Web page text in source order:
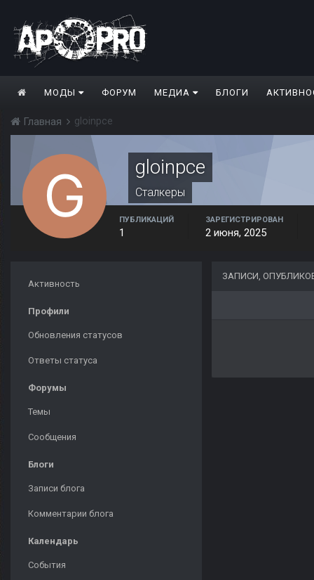
МОДЫ ФОРУМ МЕДИА БЛОГИ
Главная gloinpce
gloinpce
Сталкеры
ПУБЛИКАЦИЙ
1
ЗАРЕГИСТРИРОВАН
2 июня, 2025
Активность
Профили
Обновления статусов
Ответы статуса
Форумы
Темы
Сообщения
Блоги
Записи блога
Комментарии блога
Календарь
События
ЗАПИСИ,